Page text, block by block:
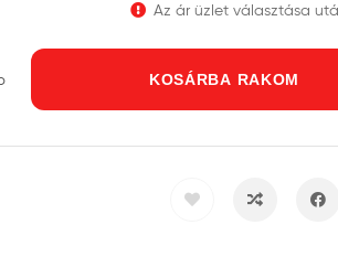
Az ár üzlet választása
KOSÁRBA RAKOM